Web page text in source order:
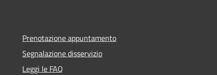
Prenotazione appuntamento
Segnalazione disservizio
Leggi le FAQ